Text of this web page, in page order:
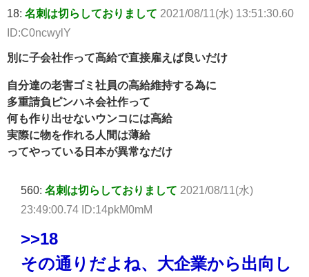
18: 名刺は切らしておりまして 2021/08/11(水) 13:51:30.60
ID:C0ncwylY
別に子会社作って高給で直接雇えば良いだけ
自分達の老害ゴミ社員の高給維持する為に
多重請負ピンハネ会社作って
何も作り出せないウンコには高給
実際に物を作れる人間は薄給
ってやっている日本が異常なだけ
560: 名刺は切らしておりまして 2021/08/11(水)
23:49:00.74 ID:14pkM0mM
>>18
その通りだよね、大企業から出向し